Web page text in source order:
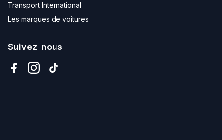
Transport International
Les marques de voitures
Suivez-nous